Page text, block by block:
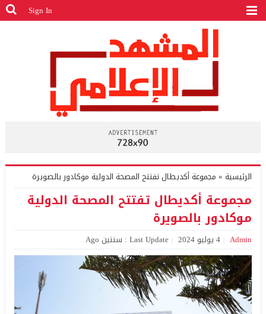
Sign In
الرئيسية » مجموعة أكديطال تفتتح المصحة الدولية موكادور بالصويرة
مجموعة أكديطال تفتتح المصحة الدولية
موكادور بالصويرة
Admin 4 يوليو 2024 Last Update : سنتين Ago